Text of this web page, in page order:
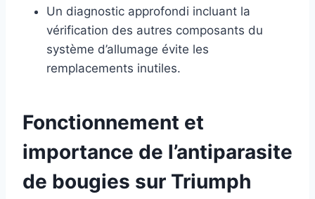
Un diagnostic approfondi incluant la
vérification des autres composants du
système d’allumage évite les
remplacements inutiles.
Fonctionnement et
importance de l’antiparasite
de bougies sur Triumph